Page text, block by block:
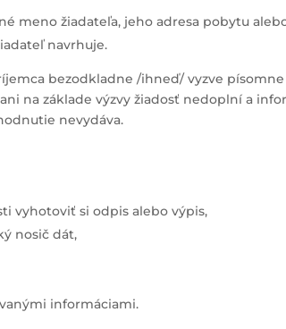
meno žiadateľa, jeho adresa pobytu
navrhuje.
bezodkladne /ihneď/ vyzve
na základe výzvy žiadosť nedoplní a
nevydáva.
vyhotoviť si odpis alebo výpis,
nosič dát,
informáciami.